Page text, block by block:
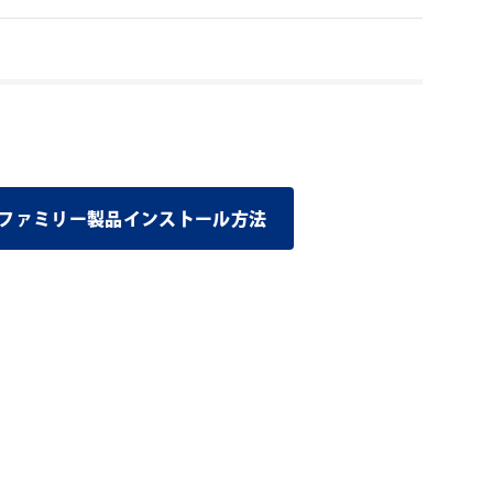
ァミリー製品インストール方法